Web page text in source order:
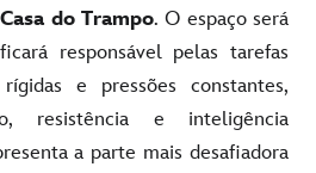
Casa do Trampo. O espaço será
responsável pelas tarefas
e pressões constantes,
resistência e inteligência
a parte mais desafiadora